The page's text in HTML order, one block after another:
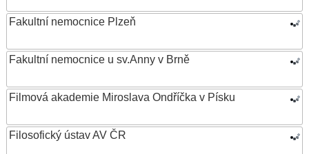
Fakultní nemocnice Plzeň
Fakultní nemocnice u sv.Anny v Brně
Filmová akademie Miroslava Ondříčka v Písku
Filosofický ústav AV ČR